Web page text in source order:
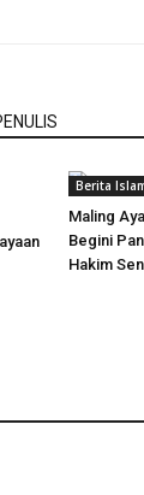
Berita
Maling
Begini
Hakim